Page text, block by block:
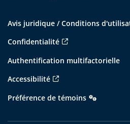
Avis juridique / Conditions
Confidentialité
Authentification multifactorielle
Accessibilité
Préférence de témoins